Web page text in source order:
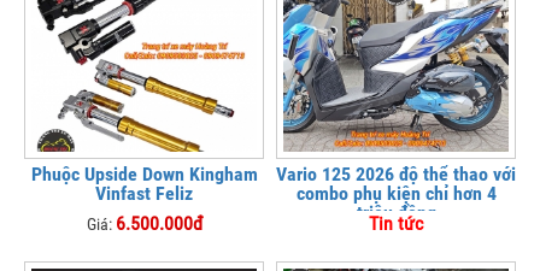
Phuộc Upside Down Kingham
Vinfast Feliz
Giá: 6.500.000đ
Vario 125 2026 độ thể thao với
combo phụ kiện chỉ hơn 4
triệu đồng
Tin tức